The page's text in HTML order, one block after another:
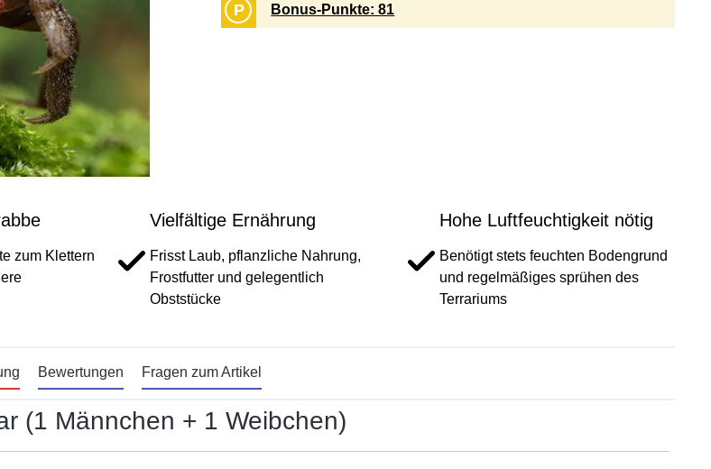
P Bonus-Punkte: 81
zum Klettern
Vielfältige Ernährung
Frisst Laub, pflanzliche Nahrung,
Frostfutter und gelegentlich
Obststücke
Hohe Luftfeuchtigkeit nötig
Benötigt stets feuchten Bodengrund
und regelmäßiges sprühen des
Terrariums
Bewertungen Fragen zum Artikel
(1 Männchen + 1 Weibchen)